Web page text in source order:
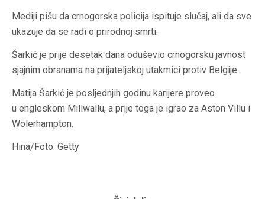
Mediji pišu da crnogorska policija ispituje slučaj, ali da sve
ukazuje da se radi o prirodnoj smrti.
Šarkić je prije desetak dana oduševio crnogorsku javnost
sjajnim obranama na prijateljskoj utakmici protiv Belgije.
Matija Šarkić je posljednjih godinu karijere proveo
u engleskom Millwallu, a prije toga je igrao za Aston Villu i
Wolerhampton.
Hina/Foto: Getty